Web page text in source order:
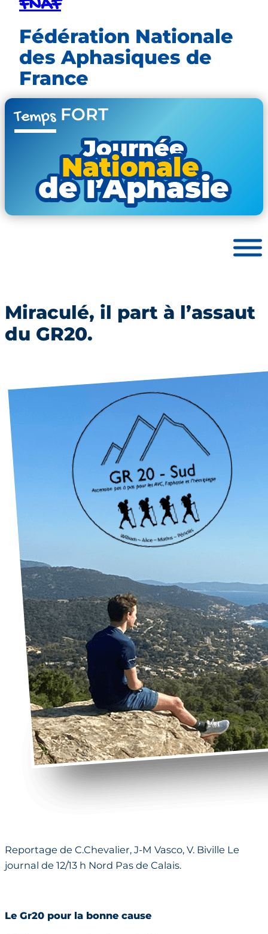
FNAF
Fédération Nationale
des Aphasiques de
France
TempsFORT
Miraculé, il part à l’assaut
du GR20.
Reportage de C.Chevalier, J-M Vasco, V. Biville Le
journal de 12/13 h Nord Pas de Calais.
Le Gr20 pour la bonne cause